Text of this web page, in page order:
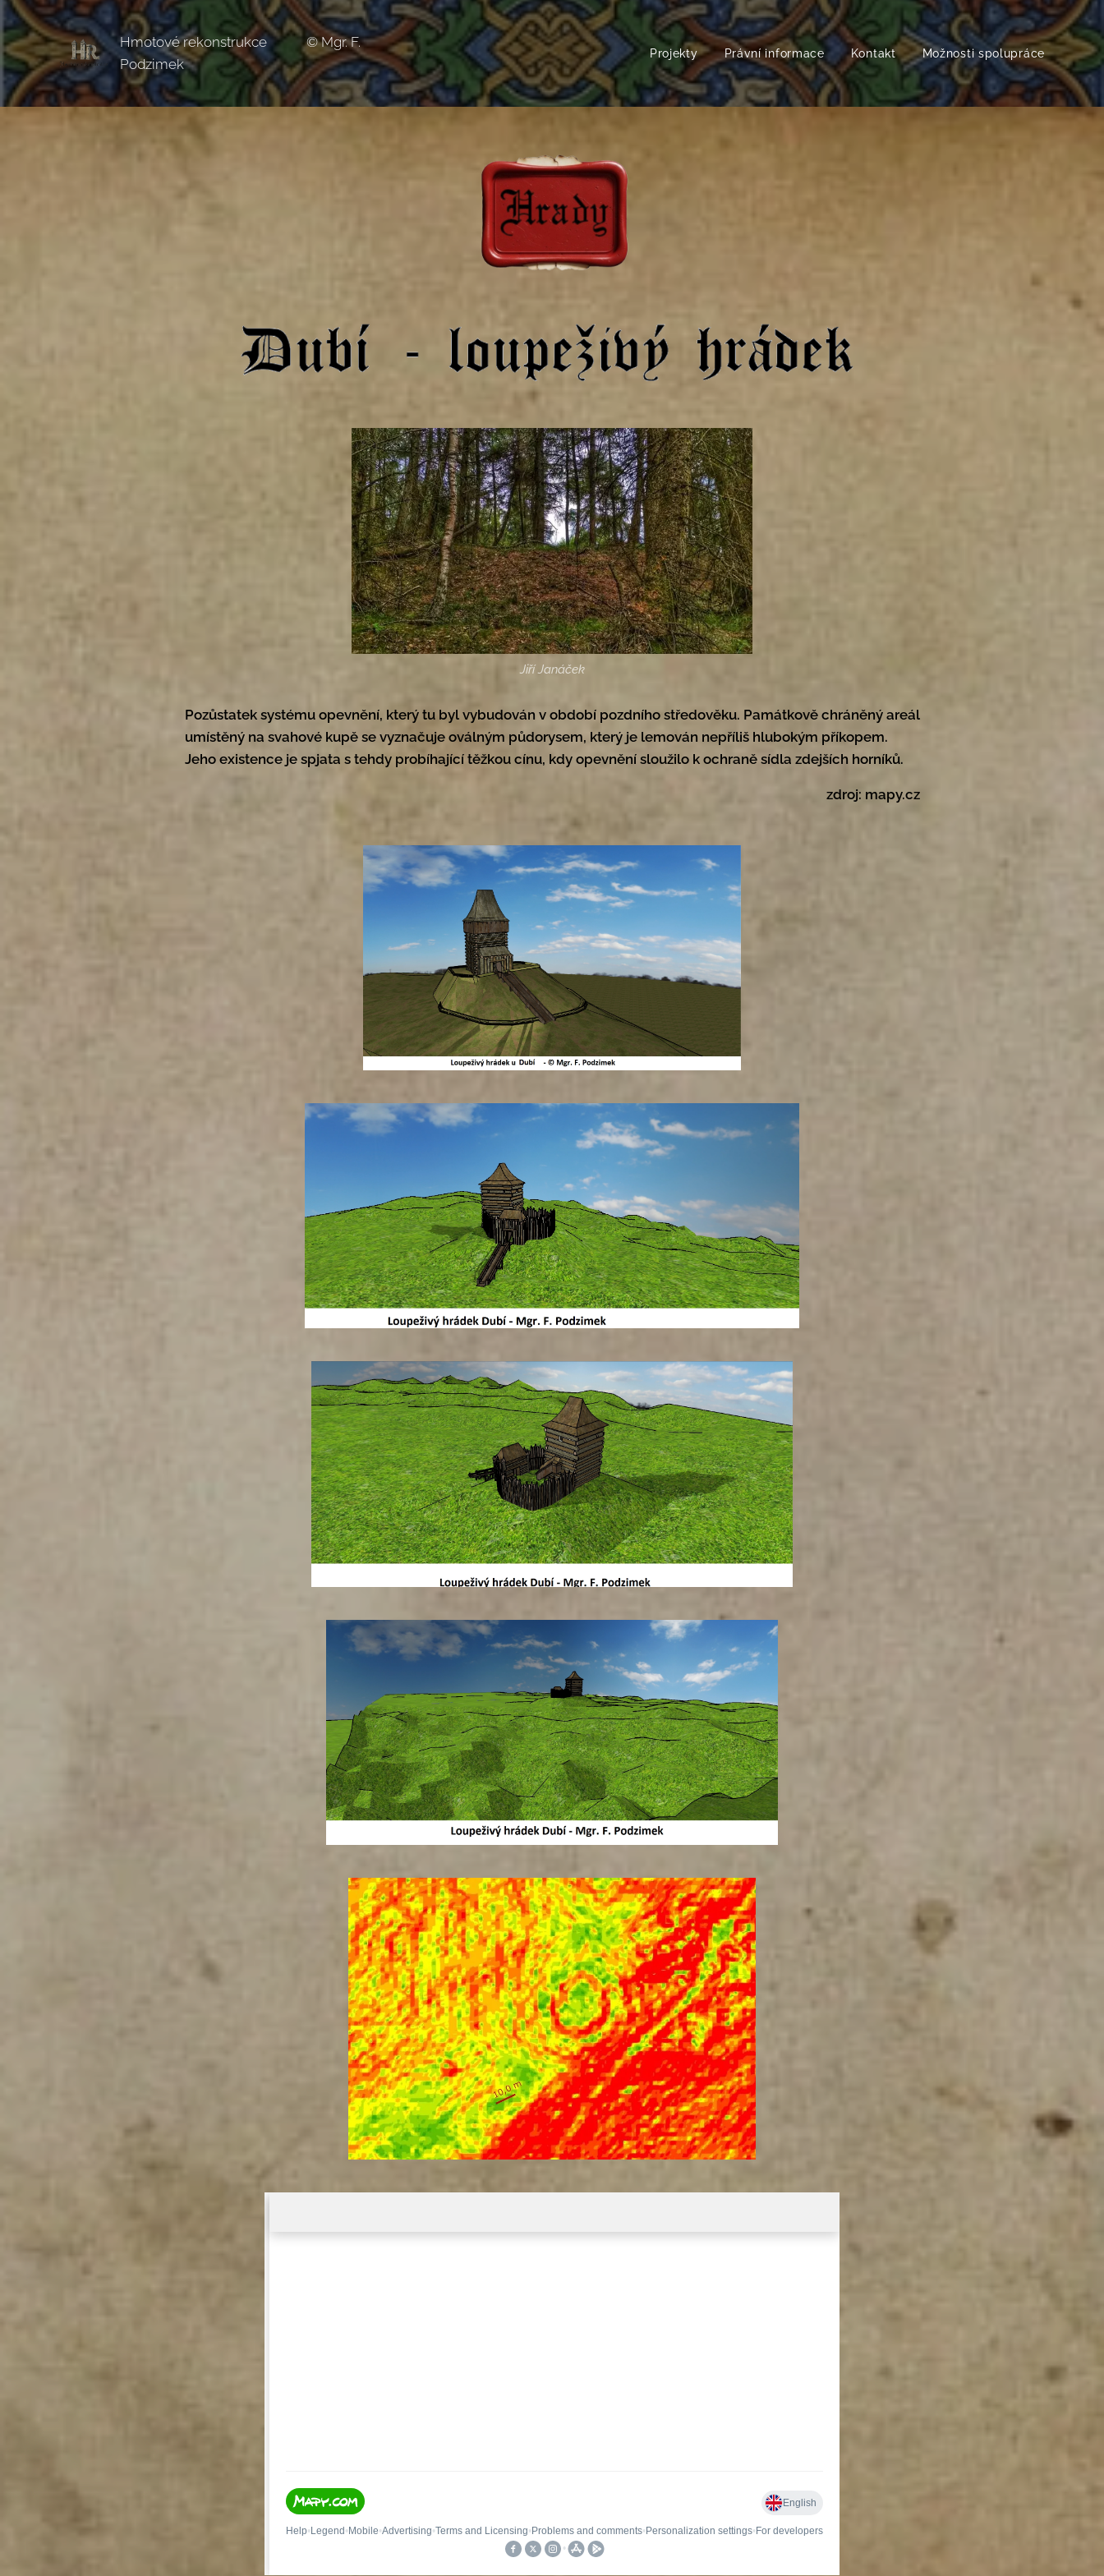
Hmotové rekonstrukce © Mgr. F.
Podzimek
Projekty Právní informace Kontakt Možnosti spolupráce
Jiří Janáček
Pozůstatek systému opevnění, který tu byl vybudován v období pozdního středověku. Památkově chráněný areál
umístěný na svahové kupě se vyznačuje oválným půdorysem, který je lemován nepříliš hlubokým příkopem.
Jeho existence je spjata s tehdy probíhající těžkou cínu, kdy opevnění sloužilo k ochraně sídla zdejších horníků.
zdroj: mapy.cz